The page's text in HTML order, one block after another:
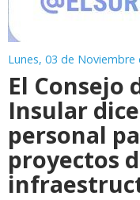
Lunes, 03 de Noviembre
El Consejo
Insular
personal
proyectos